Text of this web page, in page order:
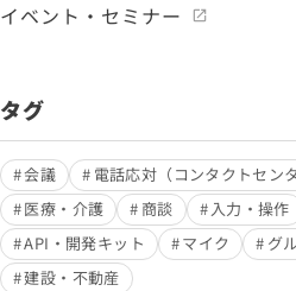
イベント・セミナー
タグ
会議 電話応対（コンタクトセンタ
医療・介護
商談 入力・操作
API・開発キット
マイク グ
建設・不動産